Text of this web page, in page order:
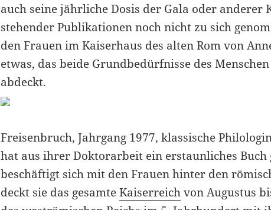
auch seine jährliche Dosis der Gala oder anderer
stehender Publikationen noch nicht zu sich
den Frauen im Kaiserhaus des alten Rom von
etwas, das beide Grundbedürfnisse des
abdeckt.
Freisenbruch, Jahrgang 1977, klassische
hat aus ihrer Doktorarbeit ein erstaunliches Buch
beschäftigt sich mit den Frauen hinter den
deckt sie das gesamteKaiserreichvon Augustus